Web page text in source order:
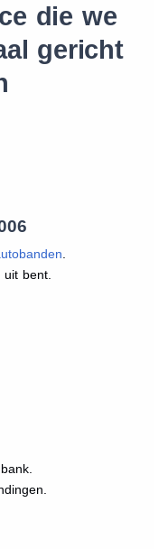
die we
gericht
bent.